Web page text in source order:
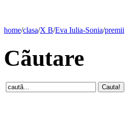
home/clasa/X B/Eva Iulia-Sonia/premii
Cãutare